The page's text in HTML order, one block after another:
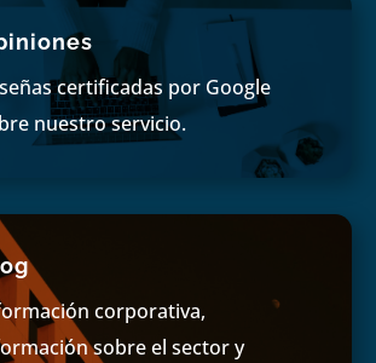
certificadas por Google
nuestro servicio.
corporativa,
sobre el sector y